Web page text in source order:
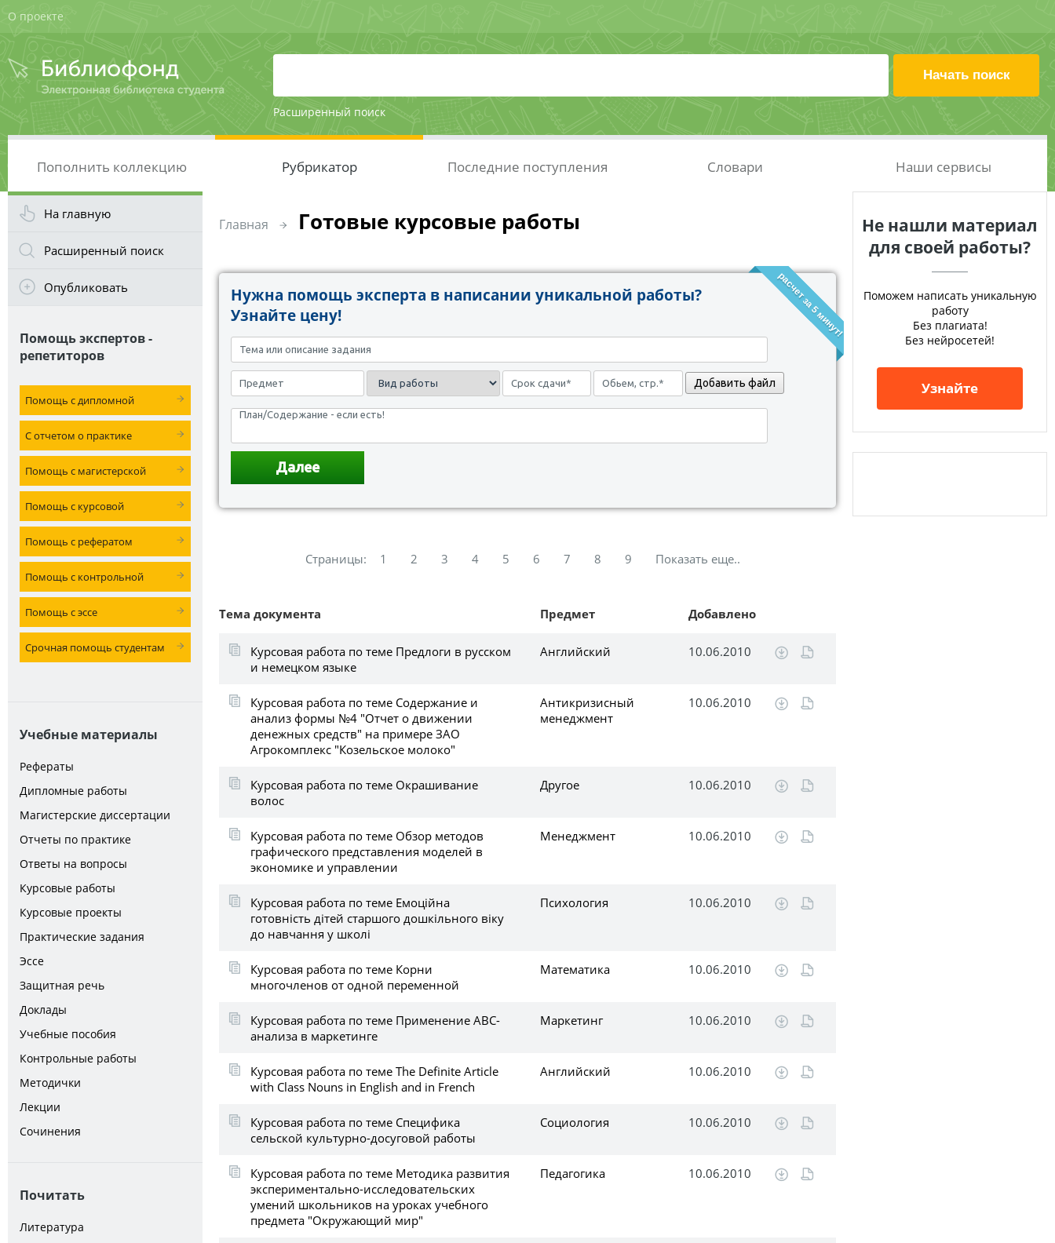
О проекте
Расширенный поиск
Пополнить коллекцию Рубрикатор Последние поступления Словари Наши сервисы
На главную
Расширенный поиск
Опубликовать
Помощь экспертов -
репетиторов
Помощь с дипломной
С отчетом о практике
Помощь с магистерской
Помощь с курсовой
Помощь с рефератом
Помощь с контрольной
Помощь с эссе
Срочная помощь студентам
Учебные материалы
Рефераты
Дипломные работы
Магистерские диссертации
Отчеты по практике
Ответы на вопросы
Курсовые работы
Курсовые проекты
Практические задания
Эссе
Защитная речь
Доклады
Учебные пособия
Контрольные работы
Методички
Лекции
Сочинения
Почитать
Литература
Главная Готовые курсовые работы
расчет за 5 минут!
Нужна помощь эксперта в написании уникальной работы?
Узнайте цену!
Добавить файл
Страницы: 1 2 3 4 5 6 7 8 9 Показать еще..
Тема документа Предмет Добавлено
Курсовая работа по теме Предлоги в русском
и немецком языке
Английский 10.06.2010
Курсовая работа по теме Содержание и
анализ формы №4 "Отчет о движении
денежных средств" на примере ЗАО
Агрокомплекс "Козельское молоко"
Антикризисный
менеджмент
10.06.2010
Курсовая работа по теме Окрашивание
волос
Другое 10.06.2010
Курсовая работа по теме Обзор методов
графического представления моделей в
экономике и управлении
Менеджмент 10.06.2010
Курсовая работа по теме Емоційна
готовність дітей старшого дошкільного віку
до навчання у школі
Психология 10.06.2010
Курсовая работа по теме Корни
многочленов от одной переменной
Математика 10.06.2010
Курсовая работа по теме Применение ABC-
анализа в маркетинге
Маркетинг 10.06.2010
Курсовая работа по теме The Definite Article
with Class Nouns in English and in French
Английский 10.06.2010
Курсовая работа по теме Специфика
сельской культурно-досуговой работы
Социология 10.06.2010
Курсовая работа по теме Методика развития
экспериментально-исследовательских
умений школьников на уроках учебного
предмета "Окружающий мир"
Педагогика 10.06.2010
Не нашли материал
для своей работы?
Поможем написать уникальную
работу
Без плагиата!
Без нейросетей!
Узнайте